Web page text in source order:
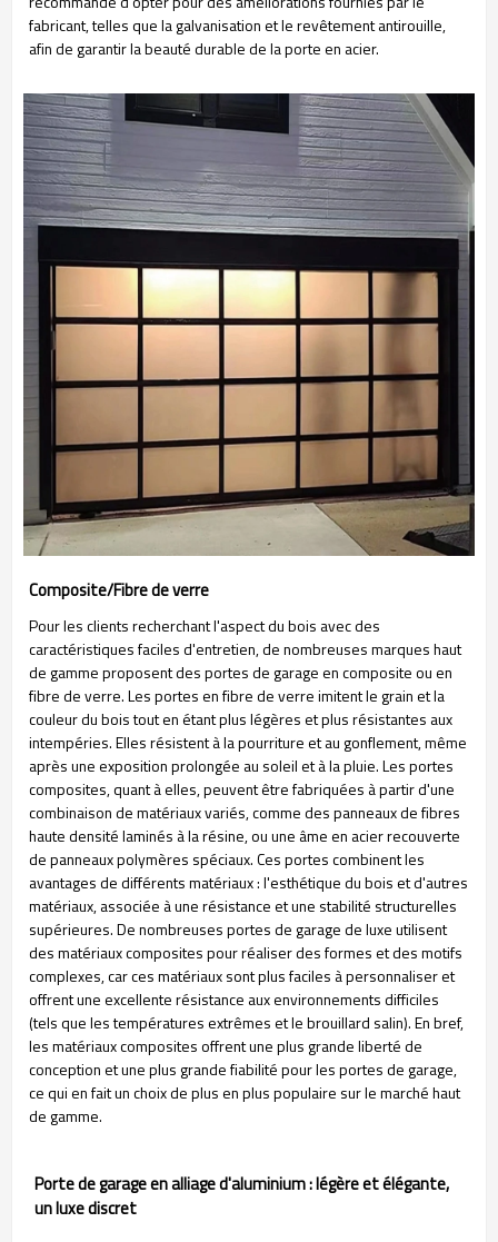
fabricant, telles que la galvanisation et le revêtement antirouille,
afin de garantir la beauté durable de la porte en acier.
Composite/Fibre de verre
Pour les clients recherchant l'aspect du bois avec des
caractéristiques faciles d'entretien, de nombreuses marques haut
de gamme proposent des portes de garage en composite ou en
fibre de verre. Les portes en fibre de verre imitent le grain et la
couleur du bois tout en étant plus légères et plus résistantes aux
intempéries. Elles résistent à la pourriture et au gonflement, même
après une exposition prolongée au soleil et à la pluie. Les portes
composites, quant à elles, peuvent être fabriquées à partir d'une
combinaison de matériaux variés, comme des panneaux de fibres
haute densité laminés à la résine, ou une âme en acier recouverte
de panneaux polymères spéciaux. Ces portes combinent les
avantages de différents matériaux : l'esthétique du bois et d'autres
matériaux, associée à une résistance et une stabilité structurelles
supérieures. De nombreuses portes de garage de luxe utilisent
des matériaux composites pour réaliser des formes et des motifs
complexes, car ces matériaux sont plus faciles à personnaliser et
offrent une excellente résistance aux environnements difficiles
(tels que les températures extrêmes et le brouillard salin). En bref,
les matériaux composites offrent une plus grande liberté de
conception et une plus grande fiabilité pour les portes de garage,
ce qui en fait un choix de plus en plus populaire sur le marché haut
de gamme.
Porte de garage en alliage d'aluminium : légère et élégante,
un luxe discret